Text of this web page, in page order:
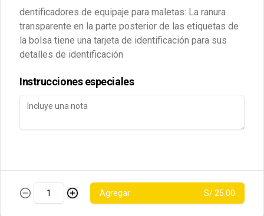
BOLSO DE SNOOPY -
CELESTE
S/ 25.00 S/ 25.00
-51%
Política de Cookies
a fin de personalizar este sitio, publicar anuncios y medir
Configuración de cookies Aceptar
dentificadores de equipaje para maletas: La ranura
transparente en la parte posterior de las etiquetas de
la bolsa tiene una tarjeta de identificación para sus
detalles de identificación
Instrucciones especiales
Agregar S/ 25.00